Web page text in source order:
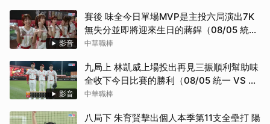
影音
賽後 味全今日單場MVP是主投六局演出7K
無失分並即將迎來生日的蔣銲（08/05 統一
VS 味全）
中華職棒
影音
九局上 林凱威上場投出再見三振順利幫助味
全收下今日比賽的勝利（08/05 統一 VS 味
全）
中華職棒
八局下 朱育賢擊出個人本季第11支全壘打 陽